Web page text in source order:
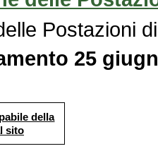
Postazioni
25
della
sito